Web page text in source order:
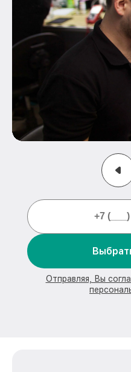
Отправляя, Вы